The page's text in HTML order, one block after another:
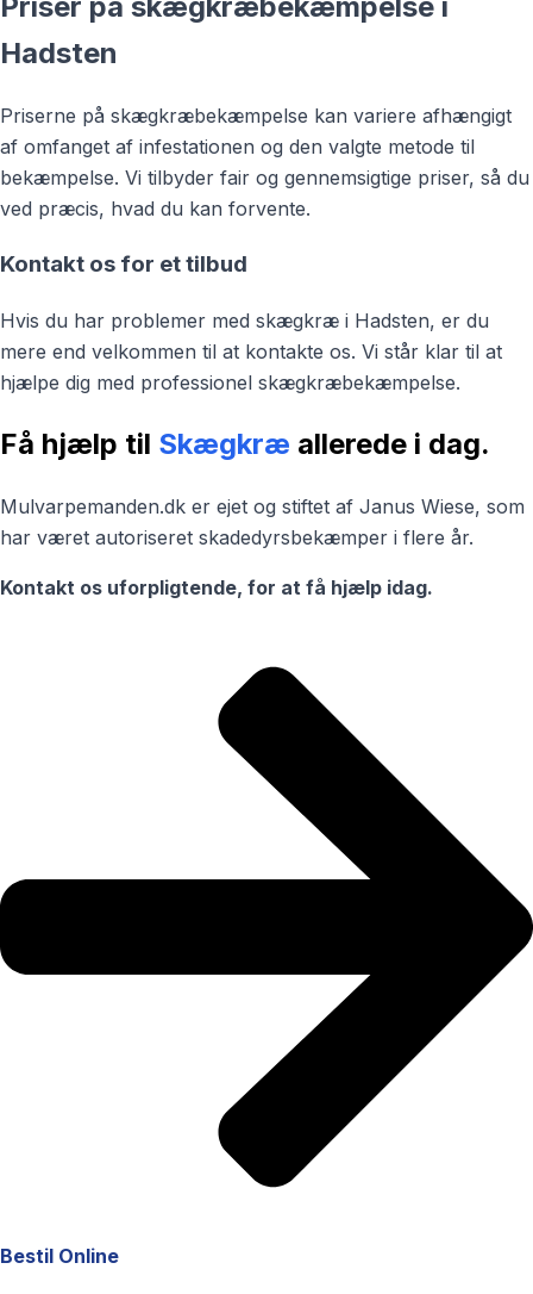
Hadsten
Priserne på skægkræbekæmpelse kan variere afhængigt
af omfanget af infestationen og den valgte metode til
bekæmpelse. Vi tilbyder fair og gennemsigtige priser, så du
ved præcis, hvad du kan forvente.
Kontakt os for et tilbud
Hvis du har problemer med skægkræ i Hadsten, er du
mere end velkommen til at kontakte os. Vi står klar til at
hjælpe dig med professionel skægkræbekæmpelse.
Få hjælp til Skægkræ allerede i dag.
Mulvarpemanden.dk er ejet og stiftet af Janus Wiese, som
har været autoriseret skadedyrsbekæmper i flere år.
Kontakt os uforpligtende, for at få hjælp idag.
Bestil Online